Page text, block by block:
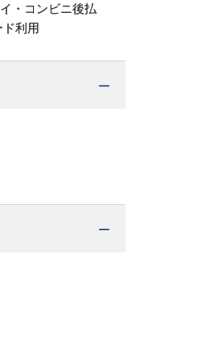
・コンビニ後払
利用